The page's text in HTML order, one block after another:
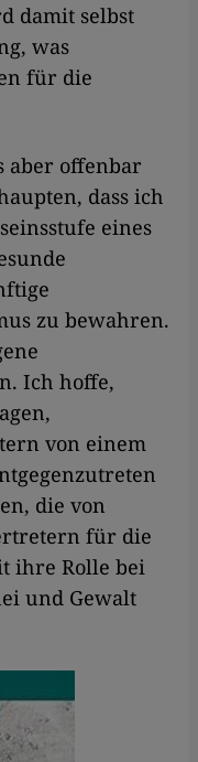
damit selbst
was
für die
aber offenbar
dass ich
eines
zu bewahren.
Ich hoffe,
von einem
die von
für die
ihre Rolle bei
und Gewalt